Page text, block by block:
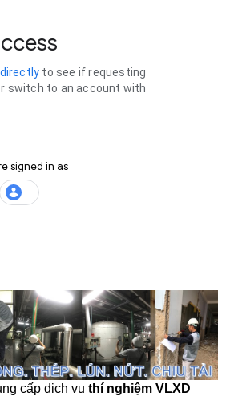
cấp dịch vụ thí nghiệm VLXD